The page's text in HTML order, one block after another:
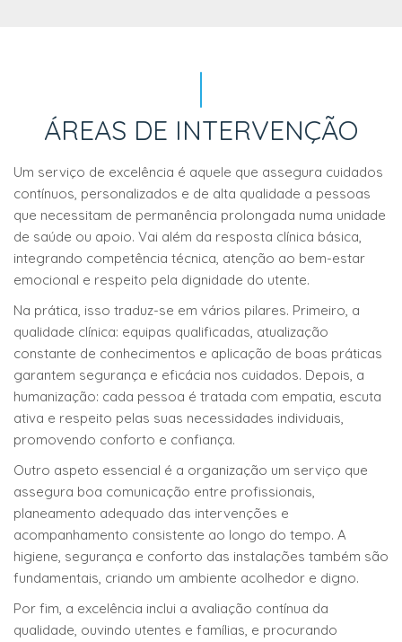
ÁREAS DE INTERVENÇÃO
Um serviço de excelência é aquele que assegura cuidados
contínuos, personalizados e de alta qualidade a pessoas
que necessitam de permanência prolongada numa unidade
de saúde ou apoio. Vai além da resposta clínica básica,
integrando competência técnica, atenção ao bem-estar
emocional e respeito pela dignidade do utente.
Na prática, isso traduz-se em vários pilares. Primeiro, a
qualidade clínica: equipas qualificadas, atualização
constante de conhecimentos e aplicação de boas práticas
garantem segurança e eficácia nos cuidados. Depois, a
humanização: cada pessoa é tratada com empatia, escuta
ativa e respeito pelas suas necessidades individuais,
promovendo conforto e confiança.
Outro aspeto essencial é a organização um serviço que
assegura boa comunicação entre profissionais,
planeamento adequado das intervenções e
acompanhamento consistente ao longo do tempo. A
higiene, segurança e conforto das instalações também são
fundamentais, criando um ambiente acolhedor e digno.
Por fim, a excelência inclui a avaliação contínua da
qualidade, ouvindo utentes e famílias, e procurando